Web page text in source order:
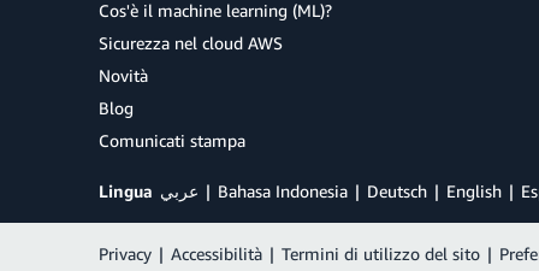
Cos'è il machine learning (ML)?
Sicurezza nel cloud AWS
Novità
Blog
Comunicati stampa
Lingua عربي Bahasa Indonesia Deutsch English
Privacy | Accessibilità | Termini di utilizzo del sito |